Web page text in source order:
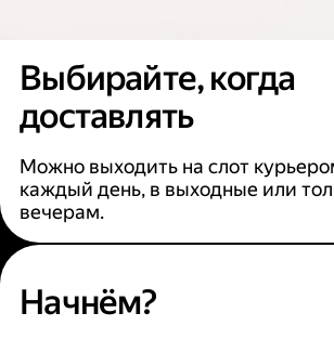
Выбирайте, когда
доставлять
Можно выходить на слот
каждый день, в выходные или
вечерам.
Начнём?